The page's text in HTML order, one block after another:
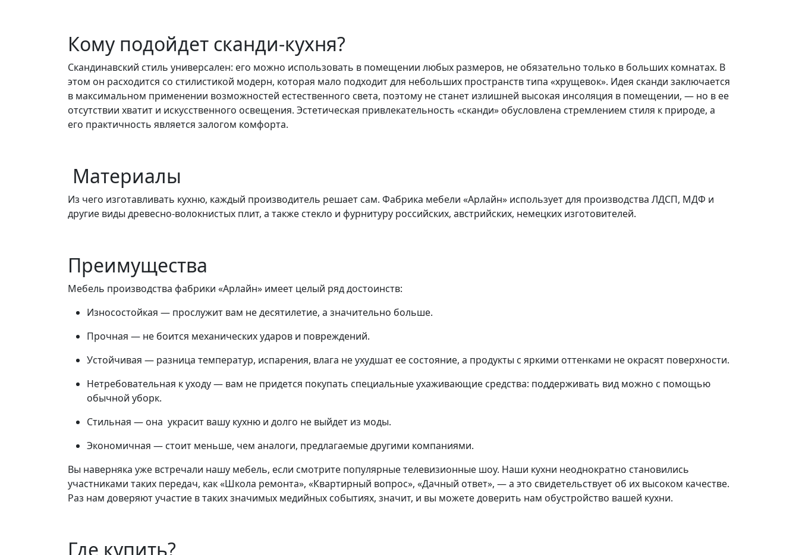
Кому подойдет сканди-кухня?
Скандинавский стиль универсален: его можно использовать в помещении любых размеров, не обязательно только в больших комнатах. В
этом он расходится со стилистикой модерн, которая мало подходит для небольших пространств типа «хрущевок». Идея сканди заключается
в максимальном применении возможностей естественного света, поэтому не станет излишней высокая инсоляция в помещении, — но в ее
отсутствии хватит и искусственного освещения. Эстетическая привлекательность «сканди» обусловлена стремлением стиля к природе, а
его практичность является залогом комфорта.
Материалы
Из чего изготавливать кухню, каждый производитель решает сам. Фабрика мебели «Арлайн» использует для производства ЛДСП, МДФ и
другие виды древесно-волокнистых плит, а также стекло и фурнитуру российских, австрийских, немецких изготовителей.
Преимущества
Мебель производства фабрики «Арлайн» имеет целый ряд достоинств:
Износостойкая — прослужит вам не десятилетие, а значительно больше.
Прочная — не боится механических ударов и повреждений.
Устойчивая — разница температур, испарения, влага не ухудшат ее состояние, а продукты с яркими оттенками не окрасят поверхности.
Нетребовательная к уходу — вам не придется покупать специальные ухаживающие средства: поддерживать вид можно с помощью
обычной уборк.
Стильная — она украсит вашу кухню и долго не выйдет из моды.
Экономичная — стоит меньше, чем аналоги, предлагаемые другими компаниями.
Вы наверняка уже встречали нашу мебель, если смотрите популярные телевизионные шоу. Наши кухни неоднократно становились
участниками таких передач, как «Школа ремонта», «Квартирный вопрос», «Дачный ответ», — а это свидетельствует об их высоком качестве.
Раз нам доверяют участие в таких значимых медийных событиях, значит, и вы можете доверить нам обустройство вашей кухни.
Где купить?